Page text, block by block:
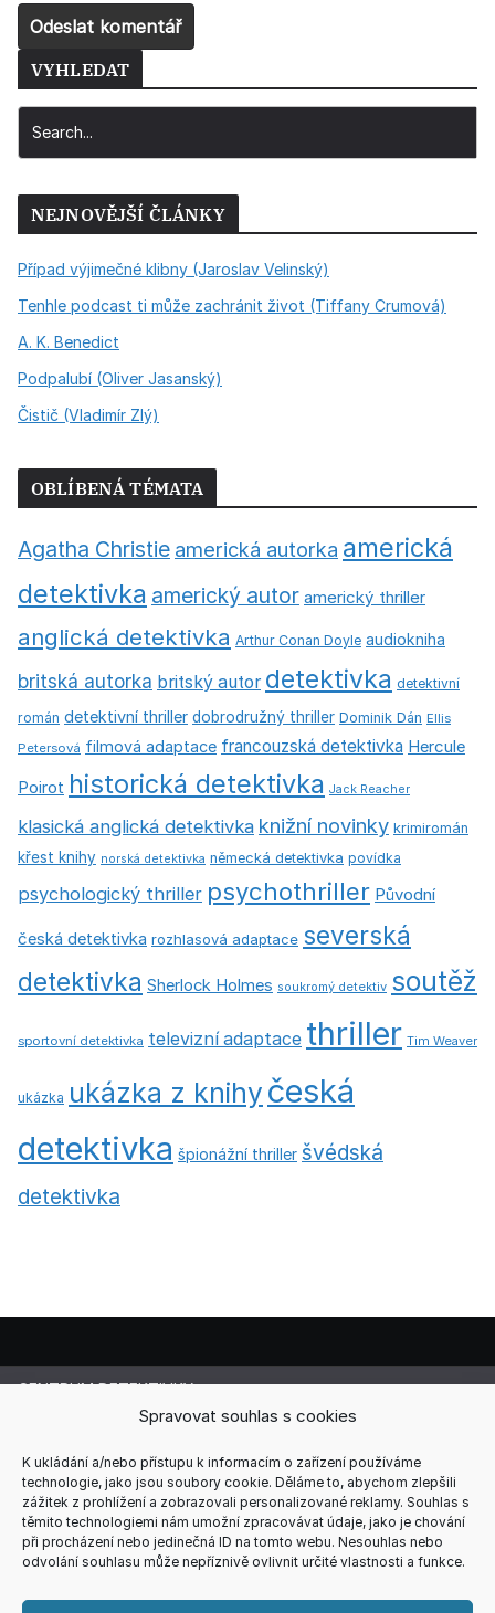
Spravovat souhlas s cookies
K ukládání a/nebo přístupu k informacím o zařízení používáme
technologie, jako jsou soubory cookie. Děláme to, abychom zlepšili
zážitek z prohlížení a zobrazovali personalizované reklamy. Souhlas s
těmito technologiemi nám umožní zpracovávat údaje, jako je chování
při procházení nebo jedinečná ID na tomto webu. Nesouhlas nebo
odvolání souhlasu může nepříznivě ovlivnit určité vlastnosti a funkce.
VYHLEDAT
NEJNOVĚJŠÍ ČLÁNKY
Případ výjimečné klibny (Jaroslav Velinský)
Tenhle podcast ti může zachránit život (Tiffany Crumová)
A. K. Benedict
Podpalubí (Oliver Jasanský)
Čistič (Vladimír Zlý)
OBLÍBENÁ TÉMATA
Agatha Christie americká autorka americká
detektivka americký autor americký thriller
anglická detektivka Arthur Conan Doyle audiokniha
britská autorka britský autor detektivka detektivní
román detektivní thriller dobrodružný thriller Dominik Dán Ellis
Petersová filmová adaptace francouzská detektivka Hercule
Poirot historická detektivka Jack Reacher
klasická anglická detektivka knižní novinky krimiromán
křest knihy norská detektivka německá detektivka povídka
psychologický thriller psychothriller Původní
česká detektivka rozhlasová adaptace severská
detektivka Sherlock Holmes soukromý detektiv soutěž
sportovní detektivka televizní adaptace thriller Tim Weaver
ukázka ukázka z knihy česká
detektivka špionážní thriller švédská
detektivka
CENTRUM DETEKTIVKY
Lucie Cermanová
Telefon: +420 607 856 085
E-mail: redakce@centrum-detektivky.cz
Jakékoliv přebírání obsahu povoleno pouze s písemným
souhlasem redakce.